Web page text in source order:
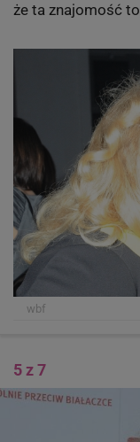
że ta znajomość
wbf
5 z 7